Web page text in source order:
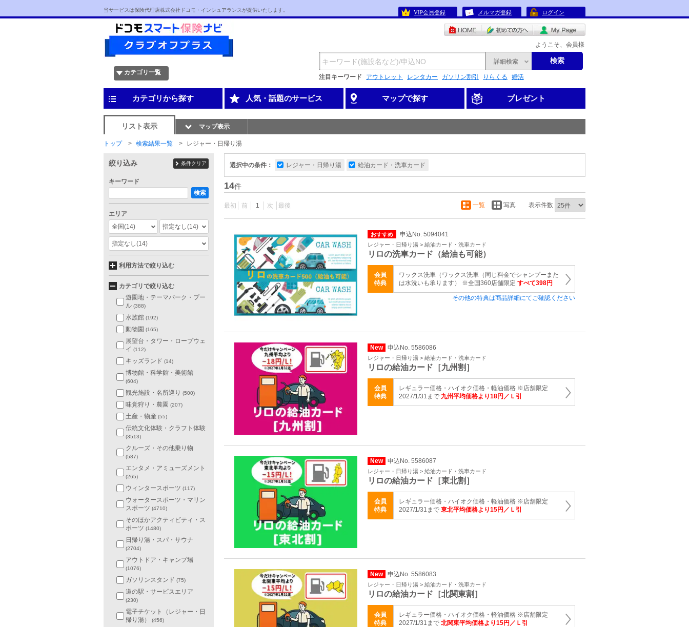
当サービスは保険代理店株式会社ドコモ・インシュアランスが提供いたします。 VIP会員登録 メルマガ登録 ログイン
ようこそ、会員様
カテゴリ一覧
詳細検索 検索
注目キーワード アウトレット レンタカー ガソリン割引 りらくる 婚活
カテゴリから探す 人気・話題のサービス マップで探す プレゼント
リスト表示 マップ表示
トップ 検索結果一覧 レジャー・日帰り湯
選択中の条件： レジャー・日帰り湯 給油カード・洗車カード
14件
最初 前 1 次 最後 一覧 写真 表示件数
おすすめ 申込No. 5094041
レジャー・日帰り湯 > 給油カード・洗車カード
リロの洗車カード（給油も可能）
会員
特典
ワックス洗車（ワックス洗車（同じ料金でシャンプーまた
は水洗いも承ります） ※全国360店舗限定 すべて398円
その他の特典は商品詳細にてご確認ください
New 申込No. 5586086
レジャー・日帰り湯 > 給油カード・洗車カード
リロの給油カード［九州割］
会員
特典
レギュラー価格・ハイオク価格・軽油価格 ※店舗限定
2027/1/31まで 九州平均価格より18円／Ｌ引
New 申込No. 5586087
レジャー・日帰り湯 > 給油カード・洗車カード
リロの給油カード［東北割］
会員
特典
レギュラー価格・ハイオク価格・軽油価格 ※店舗限定
2027/1/31まで 東北平均価格より15円／Ｌ引
New 申込No. 5586083
レジャー・日帰り湯 > 給油カード・洗車カード
リロの給油カード［北関東割］
会員
特典
レギュラー価格・ハイオク価格・軽油価格 ※店舗限定
2027/1/31まで 北関東平均価格より15円／Ｌ引
絞り込み 条件クリア
キーワード
検索
エリア
全国(14) 指定なし(14)
指定なし(14)
利用方法で絞り込む
カテゴリで絞り込む
遊園地・テーマパーク・プー
ル (388)
水族館 (192)
動物園 (165)
展望台・タワー・ロープウェ
イ (112)
キッズランド (14)
博物館・科学館・美術館
(604)
観光施設・名所巡り (500)
味覚狩り・農園 (207)
土産・物産 (55)
伝統文化体験・クラフト体験
(3513)
クルーズ・その他乗り物
(587)
エンタメ・アミューズメント
(265)
ウィンタースポーツ (117)
ウォータースポーツ・マリン
スポーツ (4710)
そのほかアクティビティ・ス
ポーツ (1480)
日帰り湯・スパ・サウナ
(2704)
アウトドア・キャンプ場
(1076)
ガソリンスタンド (75)
道の駅・サービスエリア
(230)
電子チケット（レジャー・日
帰り湯）
(456)